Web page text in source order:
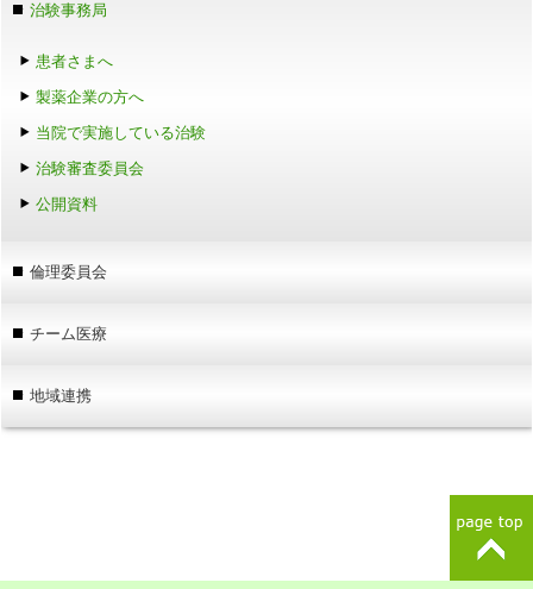
治験事務局
患者さまへ
製薬企業の方へ
当院で実施している治験
治験審査委員会
公開資料
倫理委員会
チーム医療
地域連携